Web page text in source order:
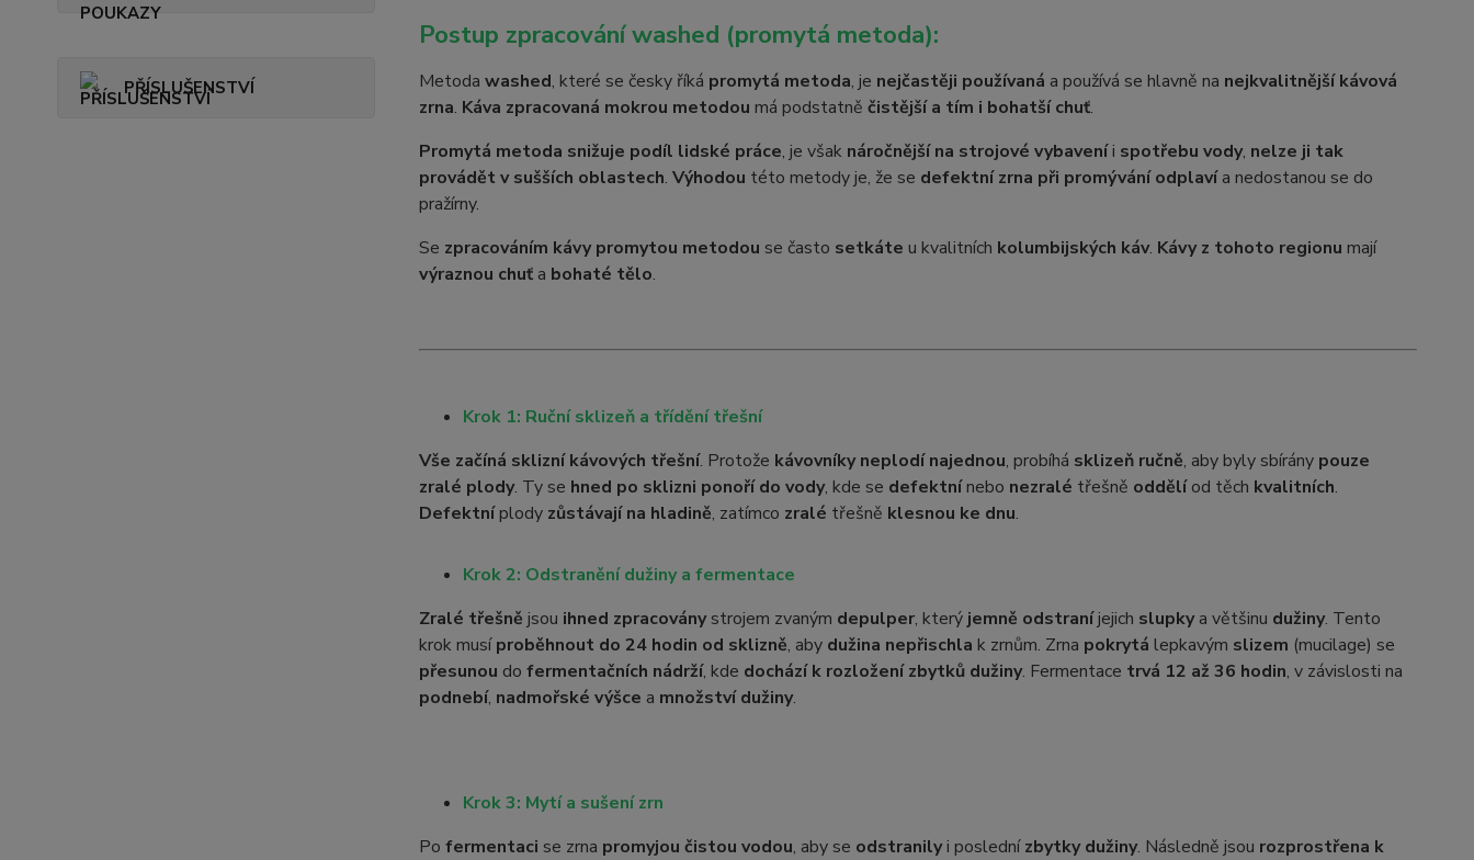
PŘÍSLUŠENSTVÍ
Postup zpracování washed (promytá metoda):
Metoda washed, které se česky říká promytá metoda, je nejčastěji používaná a používá se hlavně na nejkvalitnější kávová
zrna. Káva zpracovaná mokrou metodou má podstatně čistější a tím i bohatší chuť.
Promytá metoda snižuje podíl lidské práce, je však náročnější na strojové vybaveníi spotřebu vody, nelze ji tak
provádět v sušších oblastech. Výhodou této metody je, že se defektní zrna při promývání odplavía nedostanou se do
pražírny.
Se zpracováním kávy promytou metodou se často setkáte u kvalitních kolumbijských káv. Kávy z tohoto regionu mají
výraznou chuťa bohaté tělo.
Krok 1: Ruční sklizeň a třídění třešní
Vše začíná sklizní kávových třešní. Protože kávovníky neplodí najednou, probíhá sklizeň ručně, aby byly sbírány pouze
zralé plody. Ty se hned po sklizni ponoří do vody, kde se defektnínebo nezralé třešně oddělíod těch kvalitních.
Defektníplody zůstávají na hladině, zatímco zralé třešně klesnou ke dnu.
Krok 2: Odstranění dužiny a fermentace
Zralé třešně jsou ihned zpracoványstrojem zvaným depulper, který jemně odstraníjejich slupkya většinu dužiny. Tento
krok musíproběhnout do 24 hodin od sklizně, aby dužina nepřischla k zrnům. Zrna pokrytá lepkavým slizem (mucilage) se
přesunou do fermentačních nádrží, kde dochází k rozložení zbytků dužiny. Fermentace trvá 12 až 36 hodin, v závislosti na
podnebí, nadmořské výšce a množství dužiny.
Krok 3: Mytí a sušení zrn
Po fermentaci se zrna promyjou čistou vodou, aby se odstranilyi poslednízbytky dužiny. Následně jsou rozprostřena k